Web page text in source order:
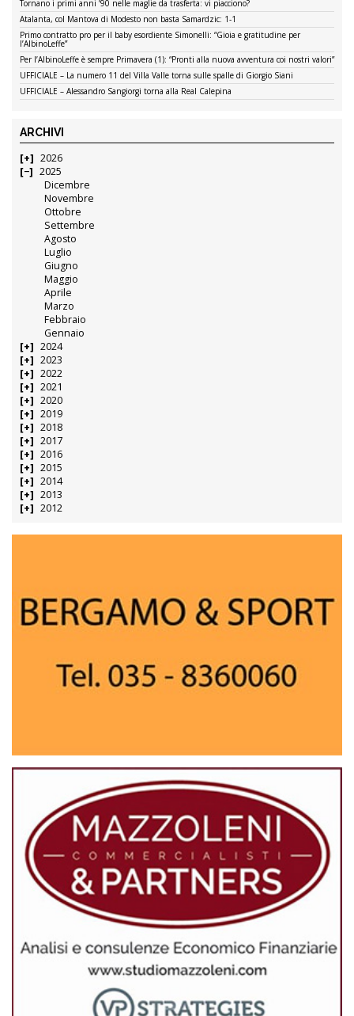
Tornano i primi anni ’90 nelle maglie da trasferta: vi piacciono?
Atalanta, col Mantova di Modesto non basta Samardzic: 1-1
Primo contratto pro per il baby esordiente Simonelli: “Gioia e gratitudine per
l’AlbinoLeffe”
Per l’AlbinoLeffe è sempre Primavera (1): “Pronti alla nuova avventura coi nostri valori”
UFFICIALE – La numero 11 del Villa Valle torna sulle spalle di Giorgio Siani
UFFICIALE – Alessandro Sangiorgi torna alla Real Calepina
ARCHIVI
2026
2025
Dicembre
Novembre
Ottobre
Settembre
Agosto
Luglio
Giugno
Maggio
Aprile
Marzo
Febbraio
Gennaio
2024
2023
2022
2021
2020
2019
2018
2017
2016
2015
2014
2013
2012